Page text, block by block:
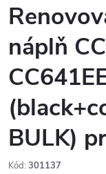
náplň
BULK)
Kód: 301137